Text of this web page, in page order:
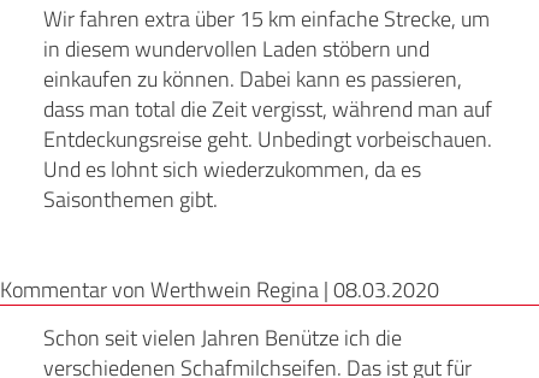
Wir fahren extra über 15 km einfache Strecke, um
in diesem wundervollen Laden stöbern und
einkaufen zu können. Dabei kann es passieren,
dass man total die Zeit vergisst, während man auf
Entdeckungsreise geht. Unbedingt vorbeischauen.
Und es lohnt sich wiederzukommen, da es
Saisonthemen gibt.
Kommentar von Werthwein Regina |08.03.2020
Schon seit vielen Jahren Benütze ich die
verschiedenen Schafmilchseifen. Das ist gut für